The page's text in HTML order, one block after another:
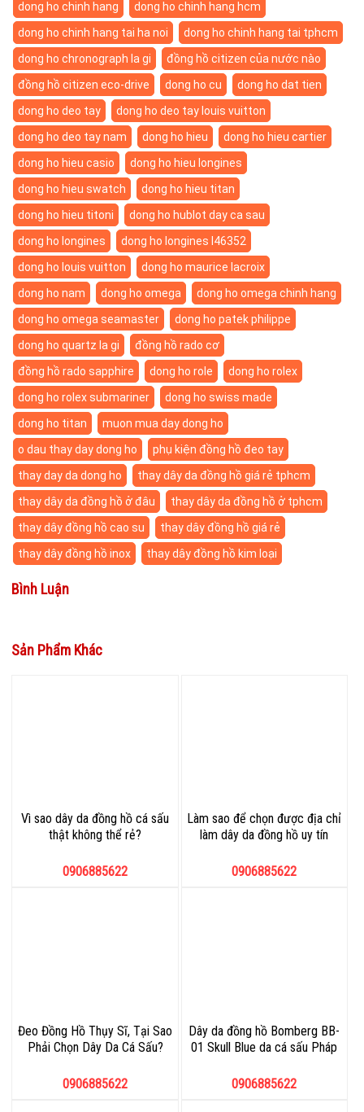
dong ho chinh hang
dong ho chinh hang hcm
dong ho chinh hang tai ha noi
dong ho chinh hang tai tphcm
dong ho chronograph la gi
đồng hồ citizen của nước nào
đồng hồ citizen eco-drive
dong ho cu
dong ho dat tien
dong ho deo tay
dong ho deo tay louis vuitton
dong ho deo tay nam
dong ho hieu
dong ho hieu cartier
dong ho hieu casio
dong ho hieu longines
dong ho hieu swatch
dong ho hieu titan
dong ho hieu titoni
dong ho hublot day ca sau
dong ho longines
dong ho longines l46352
dong ho louis vuitton
dong ho maurice lacroix
dong ho nam
dong ho omega
dong ho omega chinh hang
dong ho omega seamaster
dong ho patek philippe
dong ho quartz la gi
đồng hồ rado cơ
đồng hồ rado sapphire
dong ho role
dong ho rolex
dong ho rolex submariner
dong ho swiss made
dong ho titan
muon mua day dong ho
o dau thay day dong ho
phụ kiện đồng hồ đeo tay
thay day da dong ho
thay dây da đồng hồ giá rẻ tphcm
thay dây da đồng hồ ở đâu
thay dây da đồng hồ ở tphcm
thay dây đồng hồ cao su
thay dây đồng hồ giá rẻ
thay dây đồng hồ inox
thay dây đồng hồ kim loại
Bình Luận
Sản Phẩm Khác
Vì sao dây da đồng hồ cá sấu
thật không thể rẻ?
0906885622
Làm sao để chọn được địa chỉ
làm dây da đồng hồ uy tín
0906885622
Đeo Đồng Hồ Thụy Sĩ, Tại Sao
Phải Chọn Dây Da Cá Sấu?
0906885622
Dây da đồng hồ Bomberg BB-
01 Skull Blue da cá sấu Pháp
0906885622